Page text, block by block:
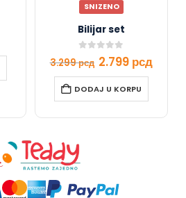
SNIZENO
Bilijar set
out of 5
3.299рсд 2.799 рсд
DODAJ U KORPU